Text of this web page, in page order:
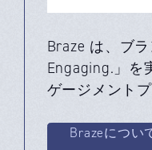
Braze は、ブ
Engaging.」を
ゲージメント
Brazeについ